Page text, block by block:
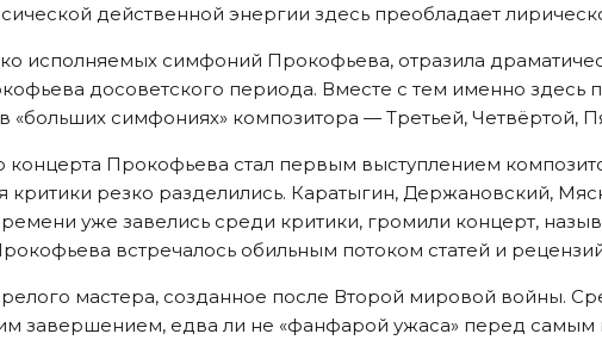
действенной энергии здесь преобладает
исполняемых симфоний Прокофьева, отразила
досоветского периода. Вместе с тем именно здесь
«больших симфониях» композитора — Третьей, Четвёртой,
Прокофьева стал первым выступлением
критики резко разделились. Каратыгин, Держановский,
уже завелись среди критики, громили концерт,
встречалось обильным потоком статей и
мастера, созданное после Второй мировой войны.
завершением, едва ли не «фанфарой ужаса» перед самым